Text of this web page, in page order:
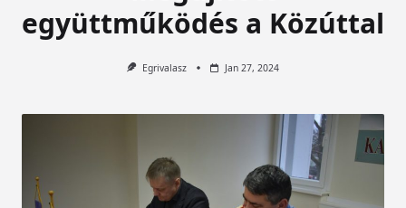
együttműködés a Közúttal
Egrivalasz Jan 27, 2024